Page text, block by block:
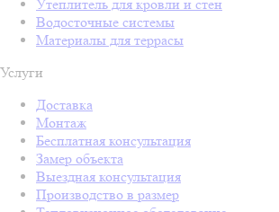
Утеплитель для кровли и стен
Водосточные системы
Материалы для террасы
Услуги
Доставка
Монтаж
Бесплатная консультация
Замер объекта
Выездная консультация
Производство в размер